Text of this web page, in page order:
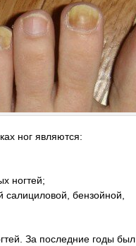
ног являются:
ногтей;
бензойной,
За последние годы был